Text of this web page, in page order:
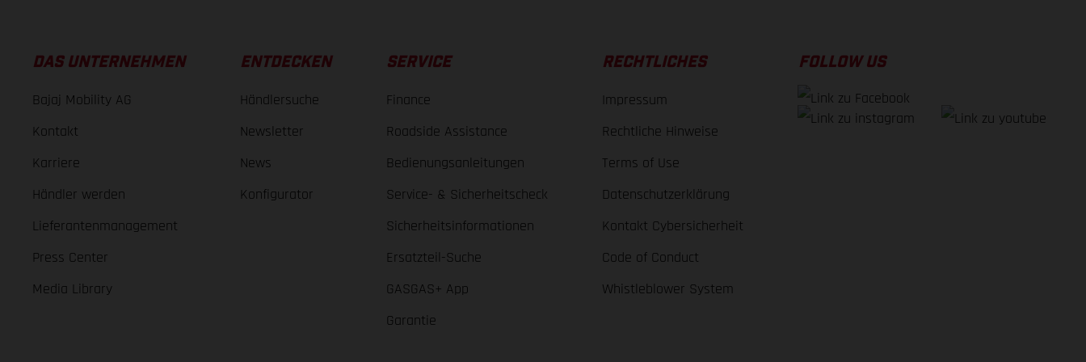
DAS UNTERNEHMEN
Bajaj Mobility AG
Kontakt
Karriere
Händler werden
Lieferantenmanagement
Press Center
Media Library
ENTDECKEN
Händlersuche
Newsletter
News
Konfigurator
SERVICE
Finance
Roadside Assistance
Bedienungsanleitungen
Service- & Sicherheitscheck
Sicherheitsinformationen
Ersatzteil-Suche
GASGAS+ App
Garantie
RECHTLICHES
Impressum
Rechtliche Hinweise
Terms of Use
Datenschutzerklärung
Kontakt Cybersicherheit
Code of Conduct
Whistleblower System
FOLLOW US